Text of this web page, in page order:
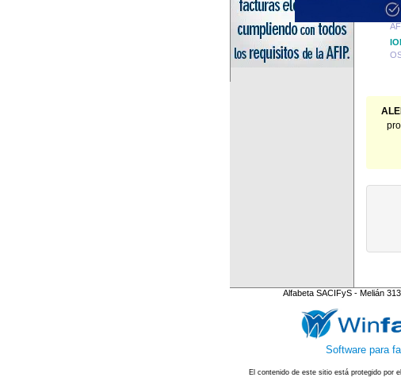
AF
Alfabeta SACIFyS - Melián
Software para
El contenido de este sitio está protegido por